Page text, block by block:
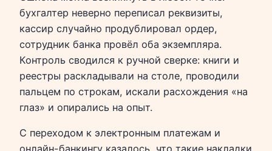
бухгалтер неверно переписал реквизиты,
кассир случайно продублировал ордер,
сотрудник банка провёл оба экземпляра.
Контроль сводился к ручной сверке: книги и
реестры раскладывали на столе, проводили
пальцем по строкам, искали расхождения «на
глаз» и опирались на опыт.
С переходом к электронным платежам и
онлайн-банкингу казалось, что такие накладки